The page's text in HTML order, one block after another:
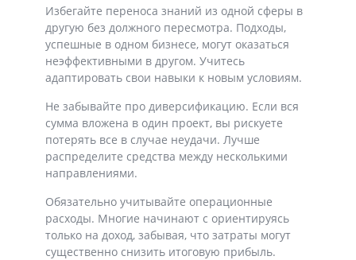
Избегайте переноса знаний из одной сферы в
другую без должного пересмотра. Подходы,
успешные в одном бизнесе, могут оказаться
неэффективными в другом. Учитесь
адаптировать свои навыки к новым условиям.
Не забывайте про диверсификацию. Если вся
сумма вложена в один проект, вы рискуете
потерять все в случае неудачи. Лучше
распределите средства между несколькими
направлениями.
Обязательно учитывайте операционные
расходы. Многие начинают с ориентируясь
только на доход, забывая, что затраты могут
существенно снизить итоговую прибыль.